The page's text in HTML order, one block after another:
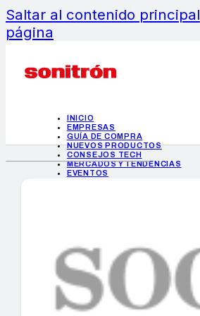
Saltar al contenido principal
página
INICIO
EMPRESAS
GUÍA DE COMPRA
NUEVOS PRODUCTOS
CONSEJOS TECH
MERCADOS Y TENDENCIAS
EVENTOS
INICIO
EMPRESAS